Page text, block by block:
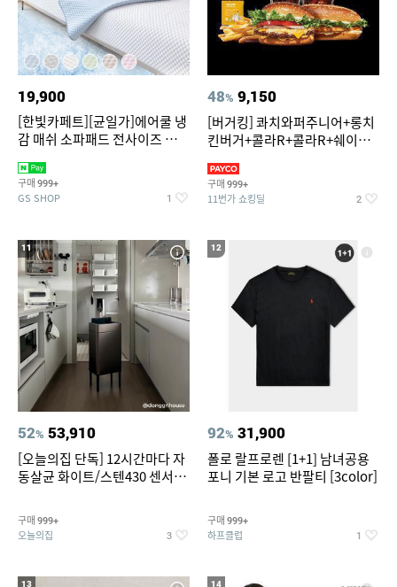
19,900
[한빛카페트][균일가]에어쿨 냉
감 매쉬 소파패드 전사이즈 균일
구매 999+
GS SHOP 1
48% 9,150
[버거킹] 콰치와퍼주니어+롱치
킨버거+콜라R+콜라R+쉐이킹
구매 999+
11번가 쇼킹딜 2
11
52% 53,910
[오늘의집 단독] 12시간마다 자
동살균 화이트/스텐430 센서휴
구매 999+
오늘의집 3
12
92% 31,900
폴로 랄프로렌 [1+1] 남녀공용
포니 기본 로고 반팔티 [3color]
구매 999+
하프클럽 1
13 14